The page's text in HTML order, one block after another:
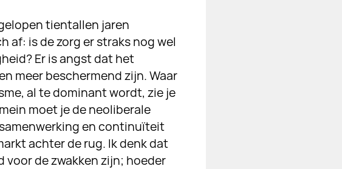
tientallen jaren
af: is de zorg er straks nog wel
Er is angst dat het
meer beschermend zijn. Waar
al te dominant wordt, zie je
moet je de neoliberale
en continuïteit
achter de rug. Ik denk dat
voor de zwakken zijn; hoeder